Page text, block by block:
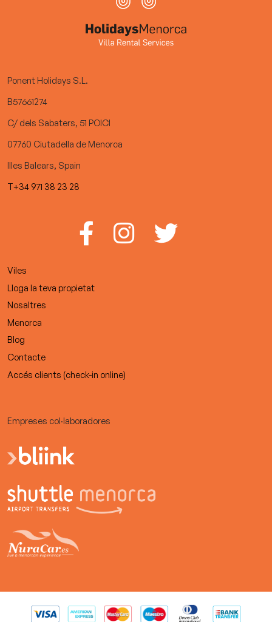
Ponent Holidays S.L.
B57661274
C/ dels Sabaters, 51 POICI
07760 Ciutadella de Menorca
Illes Balears, Spain
T+34 971 38 23 28
Viles
Lloga la teva propietat
Nosaltres
Menorca
Blog
Contacte
Accés clients (check-in online)
Empreses col·laboradores